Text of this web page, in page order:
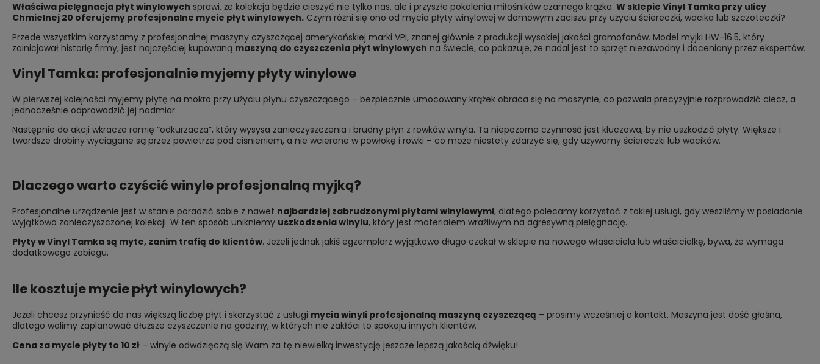
Właściwa pielęgnacja płyt winylowych sprawi, że kolekcja będzie cieszyć nie tylko nas, ale i przyszłe pokolenia miłośników czarnego krążka. W sklepie Vinyl Tamka przy ulicy
Chmielnej 20 oferujemy profesjonalne mycie płyt winylowych. Czym różni się ono od mycia płyty winylowej w domowym zaciszu przy użyciu ściereczki, wacika lub szczoteczki?
Przede wszystkim korzystamy z profesjonalnej maszyny czyszczącej amerykańskiej marki VPI, znanej głównie z produkcji wysokiej jakości gramofonów. Model myjki HW-16.5, który
zainicjował historię firmy, jest najczęściej kupowaną maszyną do czyszczenia płyt winylowych na świecie, co pokazuje, że nadal jest to sprzęt niezawodny i doceniany przez ekspertów.
Vinyl Tamka: profesjonalnie myjemy płyty winylowe
W pierwszej kolejności myjemy płytę na mokro przy użyciu płynu czyszczącego – bezpiecznie umocowany krążek obraca się na maszynie, co pozwala precyzyjnie rozprowadzić ciecz, a
jednocześnie odprowadzić jej nadmiar.
Następnie do akcji wkracza ramię “odkurzacza”, który wysysa zanieczyszczenia i brudny płyn z rowków winyla. Ta niepozorna czynność jest kluczowa, by nie uszkodzić płyty. Większe i
twardsze drobiny wyciągane są przez powietrze pod ciśnieniem, a nie wcierane w powłokę i rowki – co może niestety zdarzyć się, gdy używamy ściereczki lub wacików.
Dlaczego warto czyścić winyle profesjonalną myjką?
Profesjonalne urządzenie jest w stanie poradzić sobie z nawet najbardziej zabrudzonymi płytami winylowymi, dlatego polecamy korzystać z takiej usługi, gdy weszliśmy w posiadanie
wyjątkowo zanieczyszczonej kolekcji. W ten sposób unikniemy uszkodzenia winylu, który jest materiałem wrażliwym na agresywną pielęgnację.
Płyty w Vinyl Tamka są myte, zanim trafią do klientów. Jeżeli jednak jakiś egzemplarz wyjątkowo długo czekał w sklepie na nowego właściciela lub właścicielkę, bywa, że wymaga
dodatkowego zabiegu.
Ile kosztuje mycie płyt winylowych?
Jeżeli chcesz przynieść do nas większą liczbę płyt i skorzystać z usługi mycia winyli profesjonalną maszyną czyszczącą – prosimy wcześniej o kontakt. Maszyna jest dość głośna,
dlatego wolimy zaplanować dłuższe czyszczenie na godziny, w których nie zakłóci to spokoju innych klientów.
Cena za mycie płyty to 10 zł – winyle odwdzięczą się Wam za tę niewielką inwestycję jeszcze lepszą jakością dźwięku!